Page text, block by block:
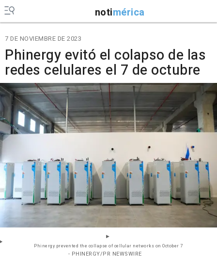
notimérica
7 DE NOVIEMBRE DE 2023
Phinergy evitó el colapso de las
redes celulares el 7 de octubre
Phinergy prevented the collapse of cellular networks on October 7
- PHINERGY/PR NEWSWIRE